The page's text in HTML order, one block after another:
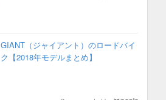
GIANT（ジャイアント）のロードバイ
ク【2018年モデルまとめ】